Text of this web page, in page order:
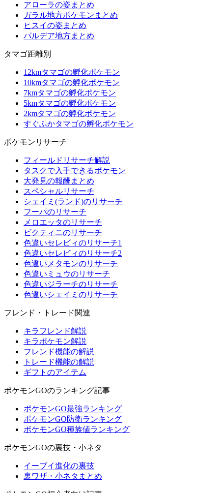
アローラの姿まとめ
ガラル地方ポケモンまとめ
ヒスイの姿まとめ
パルデア地方まとめ
タマゴ距離別
12kmタマゴの孵化ポケモン
10kmタマゴの孵化ポケモン
7kmタマゴの孵化ポケモン
5kmタマゴの孵化ポケモン
2kmタマゴの孵化ポケモン
すぐふかタマゴの孵化ポケモン
ポケモンリサーチ
フィールドリサーチ解説
タスクで入手できるポケモン
大発見の報酬まとめ
スペシャルリサーチ
シェイミ(ランド)のリサーチ
フーパのリサーチ
メロエッタのリサーチ
ビクティニのリサーチ
色違いセレビィのリサーチ1
色違いセレビィのリサーチ2
色違いメタモンのリサーチ
色違いミュウのリサーチ
色違いジラーチのリサーチ
色違いシェイミのリサーチ
フレンド・トレード関連
キラフレンド解説
キラポケモン解説
フレンド機能の解説
トレード機能の解説
ギフトのアイテム
ポケモンGOのランキング記事
ポケモンGO最強ランキング
ポケモンGO防衛ランキング
ポケモンGO種族値ランキング
ポケモンGOの裏技・小ネタ
イーブイ進化の裏技
裏ワザ・小ネタまとめ